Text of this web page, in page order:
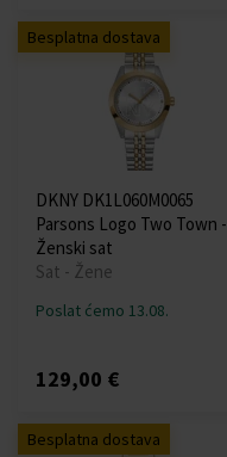
Besplatna dostava
DKNY DK1L060M0065
Parsons Logo Two Town -
Ženski sat
Sat - Žene
Poslat ćemo 13.08.
129,00 €
Besplatna dostava